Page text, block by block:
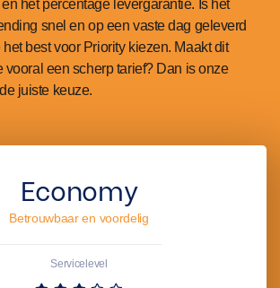
het percentage levergarantie. Is het
snel en op een vaste dag geleverd
best voor Priority kiezen. Maakt dit
vooral een scherp tarief? Dan is onze
juiste keuze.
Economy
Betrouwbaar en voordelig
Servicelevel